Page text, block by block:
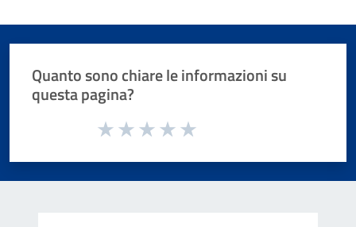
Quanto sono chiare le informazioni su
questa pagina?
Valuta da 1 a 5 stelle la pagina